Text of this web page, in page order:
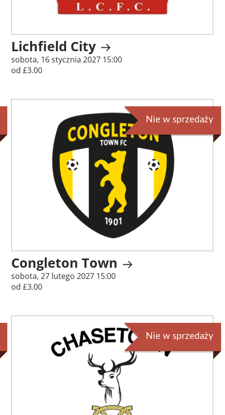
Lichfield City
sobota, 16 stycznia 2027 15:00
od £3.00
Nie w sprzedaży
Congleton Town
sobota, 27 lutego 2027 15:00
od £3.00
Nie w sprzedaży